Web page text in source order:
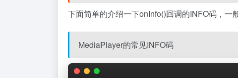
下面简单的介绍一下onInfo()回调的INFO码，一
MediaPlayer的常见INFO码